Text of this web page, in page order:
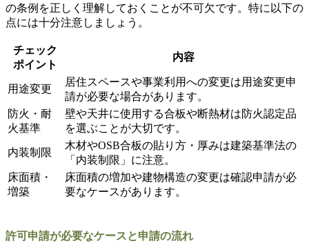
の条例を正しく理解しておくことが不可欠です。特に以下の
点には十分注意しましょう。
チェック
ポイント
内容
用途変更
居住スペースや事業利用への変更は用途変更申
請が必要な場合があります。
防火・耐
火基準
壁や天井に使用する合板や断熱材は防火認定品
を選ぶことが大切です。
内装制限
木材やOSB合板の貼り方・厚みは建築基準法の
「内装制限」に注意。
床面積・
増築
床面積の増加や建物構造の変更は確認申請が必
要なケースがあります。
許可申請が必要なケースと申請の流れ